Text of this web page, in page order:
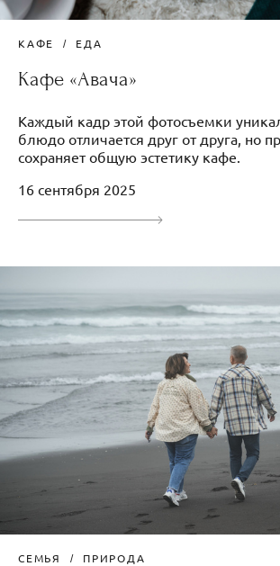
КАФЕ ЕДА
Кафе «Авача»
Каждый кадр этой фотосъемки
блюдо отличается друг от друга, но
сохраняет общую эстетику кафе.
16 сентября 2025
СЕМЬЯ ПРИРОДА